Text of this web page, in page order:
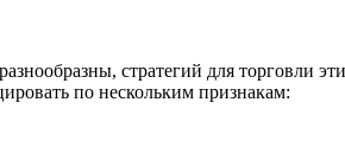
стратегий для торговли
по нескольким признакам: